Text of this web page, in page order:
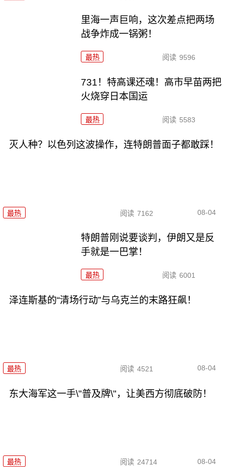
里海一声巨响，这次差点把两场
战争炸成一锅粥！
最热 阅读 9596
731！特高课还魂！高市早苗两把
火烧穿日本国运
最热 阅读 5583
灭人种？以色列这波操作，连特朗普面子都敢踩！
最热 阅读 7162 08-04
特朗普刚说要谈判，伊朗又是反
手就是一巴掌！
最热 阅读 6001
泽连斯基的“清场行动”与乌克兰的末路狂飙！
最热 阅读 4521 08-04
东大海军这一手\"普及牌\"，让美西方彻底破防！
最热 阅读 24714 08-04